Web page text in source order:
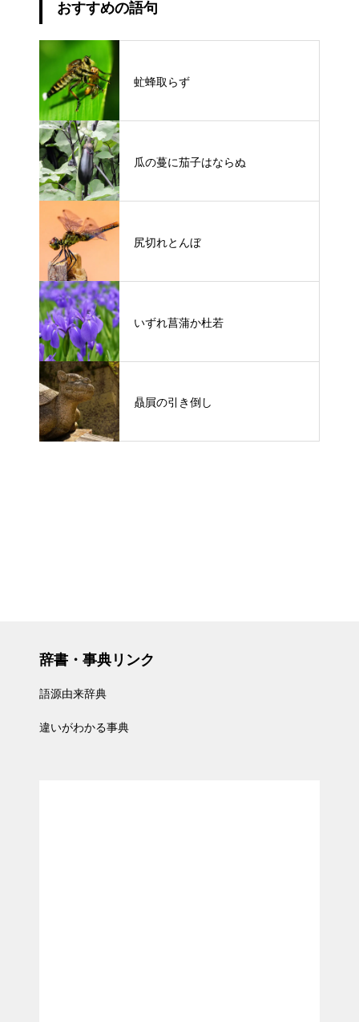
おすすめの語句
虻蜂取らず
瓜の蔓に茄子はならぬ
尻切れとんぼ
いずれ菖蒲か杜若
贔屓の引き倒し
辞書・事典リンク
語源由来辞典
違いがわかる事典